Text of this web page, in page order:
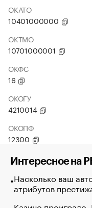
ОКАТО
10401000000
ОКТМО
10701000001
ОКФС
16
ОКОГУ
4210014
ОКОПФ
12300
Интересное на
Насколько ваш
атрибутов